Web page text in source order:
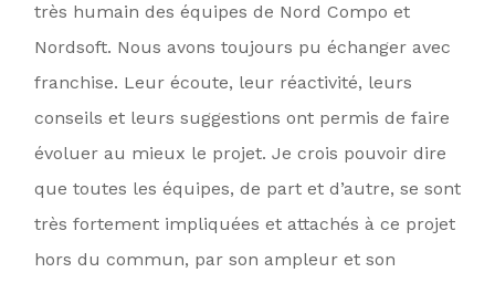
très humain des équipes de Nord Compo et
Nordsoft. Nous avons toujours pu échanger avec
franchise. Leur écoute, leur réactivité, leurs
conseils et leurs suggestions ont permis de faire
évoluer au mieux le projet. Je crois pouvoir dire
que toutes les équipes, de part et d’autre, se sont
très fortement impliquées et attachés à ce projet
hors du commun, par son ampleur et son